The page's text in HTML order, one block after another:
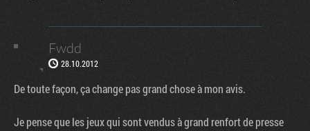
Fwdd
28.10.2012
De toute façon, ça change pas grand chose à mon avis.
Je pense que les jeux qui sont vendus à grand renfort de presse